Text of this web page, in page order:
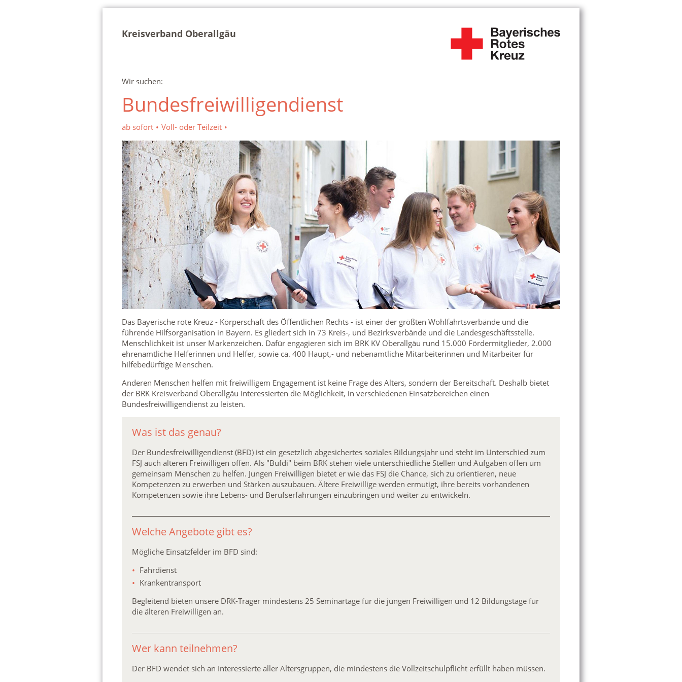
Kreisverband Oberallgäu
Wir suchen:
Bundesfreiwilligendienst
ab sofort Voll- oder Teilzeit
Das Bayerische rote Kreuz - Körperschaft des Öffentlichen Rechts - ist einer der größten Wohlfahrtsverbände und die
führende Hilfsorganisation in Bayern. Es gliedert sich in 73 Kreis-, und Bezirksverbände und die Landesgeschäftsstelle.
Menschlichkeit ist unser Markenzeichen. Dafür engagieren sich im BRK KV Oberallgäu rund 15.000 Fördermitglieder, 2.000
ehrenamtliche Helferinnen und Helfer, sowie ca. 400 Haupt,- und nebenamtliche Mitarbeiterinnen und Mitarbeiter für
hilfebedürftige Menschen.
Anderen Menschen helfen mit freiwilligem Engagement ist keine Frage des Alters, sondern der Bereitschaft. Deshalb bietet
der BRK Kreisverband Oberallgäu Interessierten die Möglichkeit, in verschiedenen Einsatzbereichen einen
Bundesfreiwilligendienst zu leisten.
Was ist das genau?
Der Bundesfreiwilligendienst (BFD) ist ein gesetzlich abgesichertes soziales Bildungsjahr und steht im Unterschied zum
FSJ auch älteren Freiwilligen offen. Als "Bufdi" beim BRK stehen viele unterschiedliche Stellen und Aufgaben offen um
gemeinsam Menschen zu helfen. Jungen Freiwilligen bietet er wie das FSJ die Chance, sich zu orientieren, neue
Kompetenzen zu erwerben und Stärken auszubauen. Ältere Freiwillige werden ermutigt, ihre bereits vorhandenen
Kompetenzen sowie ihre Lebens- und Berufserfahrungen einzubringen und weiter zu entwickeln.
Welche Angebote gibt es?
Mögliche Einsatzfelder im BFD sind:
Fahrdienst
Krankentransport
Begleitend bieten unsere DRK-Träger mindestens 25 Seminartage für die jungen Freiwilligen und 12 Bildungstage für
die älteren Freiwilligen an.
Wer kann teilnehmen?
Der BFD wendet sich an Interessierte aller Altersgruppen, die mindestens die Vollzeitschulpflicht erfüllt haben müssen.